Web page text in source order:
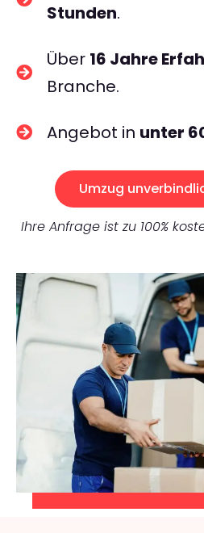
Stunden.
Über 16 Jahre
Branche.
Angebot in unter
Umzug
Ihre Anfrage ist zu 100%